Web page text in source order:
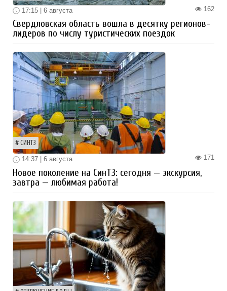
162
17:15 | 6 августа
Свердловская область вошла в десятку регионов-
лидеров по числу туристических поездок
СИНТЗ
171
14:37 | 6 августа
Новое поколение на СинТЗ: сегодня — экскурсия,
завтра — любимая работа!